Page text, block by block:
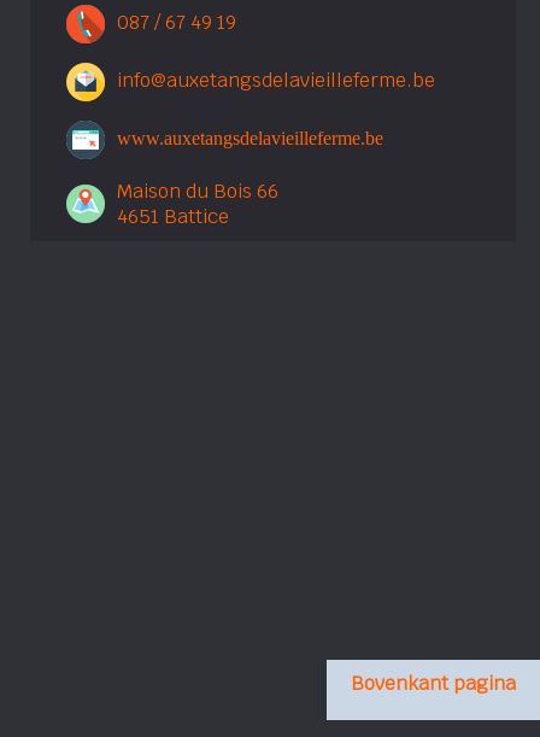
087 / 67 49 19
info@auxetangsdelavieilleferme.be
www.auxetangsdelavieilleferme.be
Maison du Bois 66
4651 Battice
Bovenkant pagina